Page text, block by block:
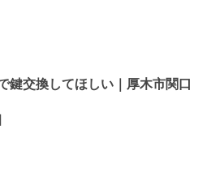
鍵交換してほしい｜厚木市関口